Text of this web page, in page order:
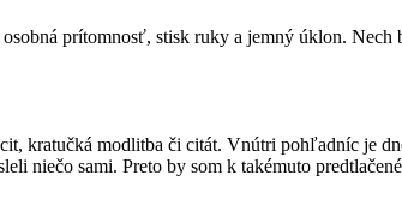
prítomnosť, stisk ruky a jemný úklon. Nech
kratučká modlitba či citát. Vnútri pohľadníc je
niečo sami. Preto by som k takémuto